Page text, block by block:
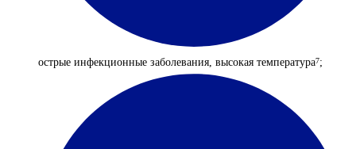
острые инфекционные заболевания, высокая температура7;